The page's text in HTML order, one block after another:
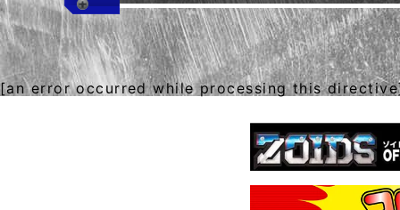
[an error occurred while processing this